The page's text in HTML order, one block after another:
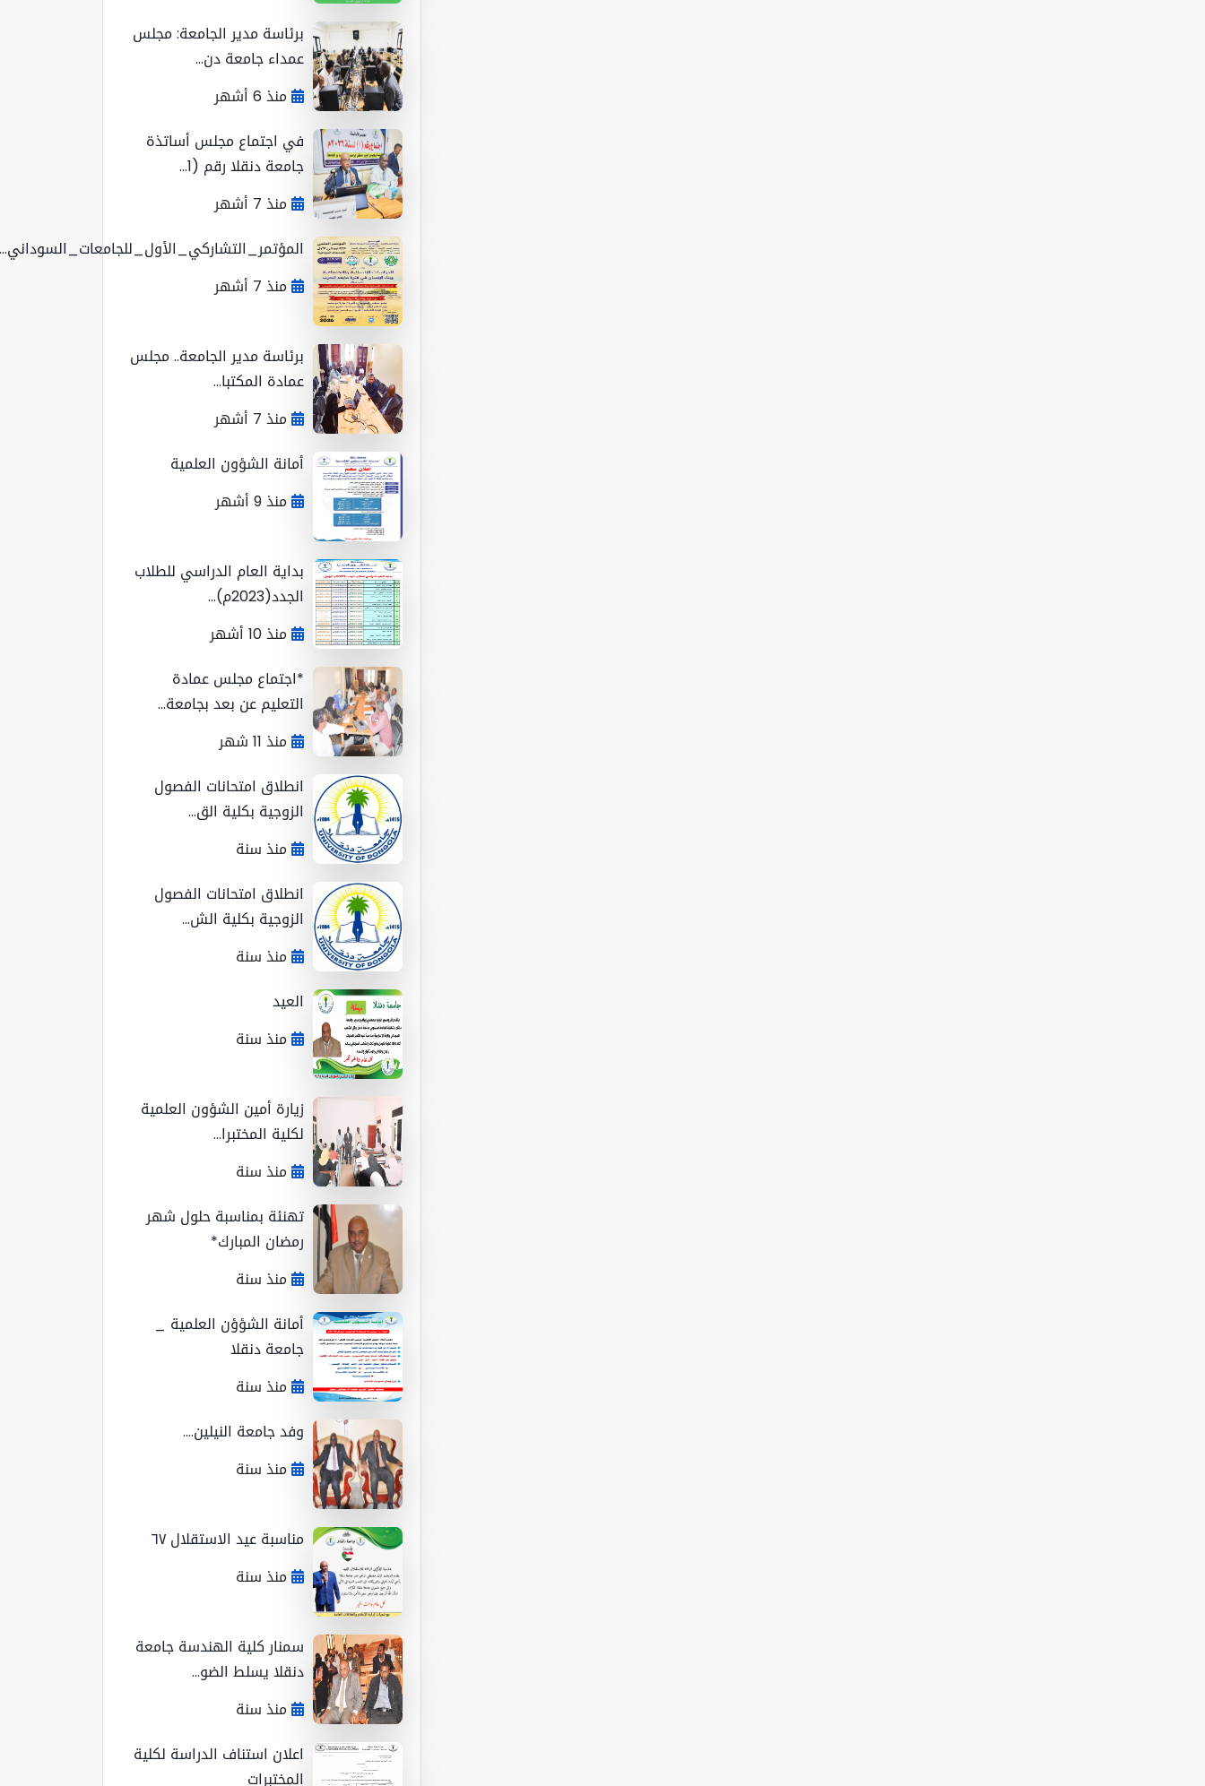
برئاسة مدير الجامعة: مجلس
عمداء جامعة دن...
منذ 6 أشهر
في اجتماع مجلس أساتذة
جامعة دنقلا رقم (1...
منذ 7 أشهر
المؤتمر_التشاركي_الأول_للجامعات_السوداني...
منذ 7 أشهر
برئاسة مدير الجامعة.. مجلس
عمادة المكتبا...
منذ 7 أشهر
أمانة الشؤون العلمية
منذ 9 أشهر
بداية العام الدراسي للطلاب
الجدد(2023م)...
منذ 10 أشهر
*اجتماع مجلس عمادة
التعليم عن بعد بجامعة...
منذ 11 شهر
انطلاق امتحانات الفصول
الزوجية بكلية الق...
منذ سنة
انطلاق امتحانات الفصول
الزوجية بكلية الش...
منذ سنة
العيد
منذ سنة
زيارة أمين الشؤون العلمية
لكلية المختبرا...
منذ سنة
تهنئة بمناسبة حلول شهر
رمضان المبارك*
منذ سنة
أمانة الشؤؤن العلمية _
جامعة دنقلا
منذ سنة
وفد جامعة النيلين....
منذ سنة
مناسبة عيد الاستقلال ٦٧
منذ سنة
سمنار كلية الهندسة جامعة
دنقلا يسلط الضو...
منذ سنة
اعلان استناف الدراسة لكلية
المختبرات